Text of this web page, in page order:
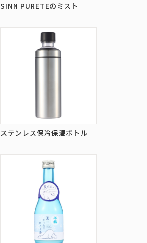
SINN PURETEのミスト
ステンレス保冷保温ボトル